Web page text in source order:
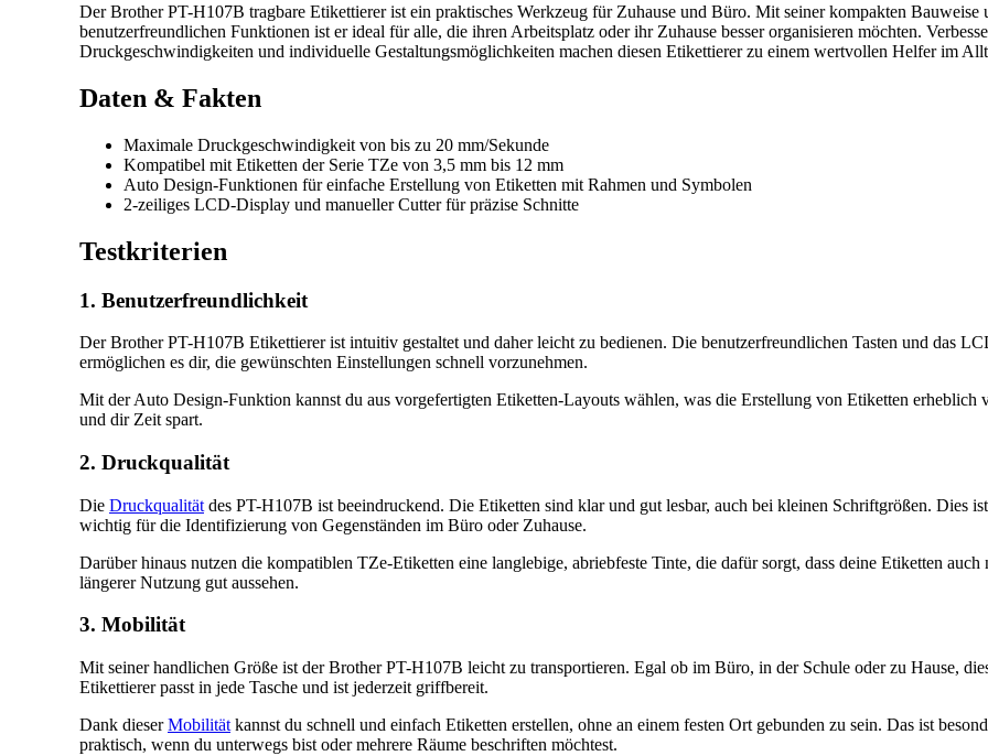
Der Brother PT-H107B tragbare Etikettierer ist ein praktisches Werkzeug für Zuhause und Büro. Mit seiner kompakten Bauweise
benutzerfreundlichen Funktionen ist er ideal für alle, die ihren Arbeitsplatz oder ihr Zuhause besser organisieren möchten.
Druckgeschwindigkeiten und individuelle Gestaltungsmöglichkeiten machen diesen Etikettierer zu einem wertvollen Helfer im
Daten & Fakten
Maximale Druckgeschwindigkeit von bis zu 20 mm/Sekunde
Kompatibel mit Etiketten der Serie TZe von 3,5 mm bis 12 mm
Auto Design-Funktionen für einfache Erstellung von Etiketten mit Rahmen und Symbolen
2-zeiliges LCD-Display und manueller Cutter für präzise Schnitte
Testkriterien
1. Benutzerfreundlichkeit
Der Brother PT-H107B Etikettierer ist intuitiv gestaltet und daher leicht zu bedienen. Die benutzerfreundlichen Tasten und das
ermöglichen es dir, die gewünschten Einstellungen schnell vorzunehmen.
Mit der Auto Design-Funktion kannst du aus vorgefertigten Etiketten-Layouts wählen, was die Erstellung von Etiketten erheblich
und dir Zeit spart.
2. Druckqualität
Die Druckqualität des PT-H107B ist beeindruckend. Die Etiketten sind klar und gut lesbar, auch bei kleinen Schriftgrößen. Dies
wichtig für die Identifizierung von Gegenständen im Büro oder Zuhause.
Darüber hinaus nutzen die kompatiblen TZe-Etiketten eine langlebige, abriebfeste Tinte, die dafür sorgt, dass deine Etiketten auch
längerer Nutzung gut aussehen.
3. Mobilität
Mit seiner handlichen Größe ist der Brother PT-H107B leicht zu transportieren. Egal ob im Büro, in der Schule oder zu Hause,
Etikettierer passt in jede Tasche und ist jederzeit griffbereit.
Dank dieserMobilität kannst du schnell und einfach Etiketten erstellen, ohne an einem festen Ort gebunden zu sein. Das ist
praktisch, wenn du unterwegs bist oder mehrere Räume beschriften möchtest.